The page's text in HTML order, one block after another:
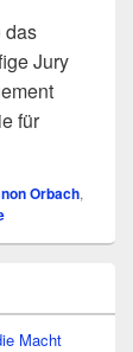
das
Jury
für
Orbach,
Macht